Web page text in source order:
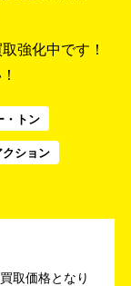
強化中です！
・トン
クション
取価格となり